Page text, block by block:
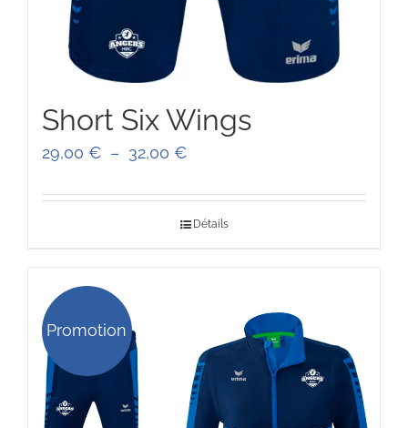
Short Six Wings
29,00 € – 32,00 €Plage
Détails
Promotion